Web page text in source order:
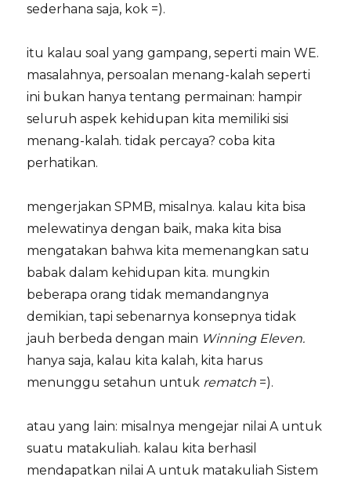
sederhana saja, kok =).
itu kalau soal yang gampang, seperti main WE.
masalahnya, persoalan menang-kalah seperti
ini bukan hanya tentang permainan: hampir
seluruh aspek kehidupan kita memiliki sisi
menang-kalah. tidak percaya? coba kita
perhatikan.
mengerjakan SPMB, misalnya. kalau kita bisa
melewatinya dengan baik, maka kita bisa
mengatakan bahwa kita memenangkan satu
babak dalam kehidupan kita. mungkin
beberapa orang tidak memandangnya
demikian, tapi sebenarnya konsepnya tidak
jauh berbeda dengan main Winning Eleven.
hanya saja, kalau kita kalah, kita harus
menunggu setahun untuk rematch =).
atau yang lain: misalnya mengejar nilai A untuk
suatu matakuliah. kalau kita berhasil
mendapatkan nilai A untuk matakuliah Sistem